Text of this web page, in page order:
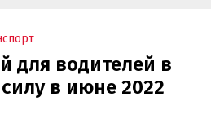
для водителей в
в июне 2022